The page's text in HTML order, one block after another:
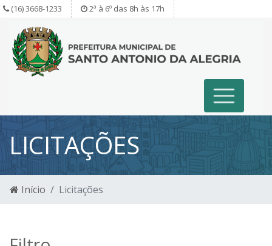
(16) 3668-1233 2ª à 6º das 8h às 17h
LICITAÇÕES
Início Licitações